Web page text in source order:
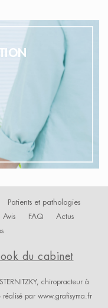
Patients et pathologies
Avis FAQ
Actus
du cabinet
chiropracteur à
réalisé par www.grafisyma.fr